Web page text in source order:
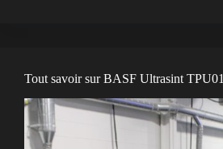
Tout savoir sur BASF Ultrasint TPU01